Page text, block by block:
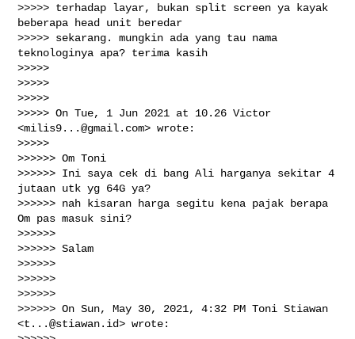
>>>>> terhadap layar, bukan split screen ya kayak
beberapa head unit beredar
>>>>> sekarang. mungkin ada yang tau nama
teknologinya apa? terima kasih
>>>>>
>>>>>
>>>>>
>>>>> On Tue, 1 Jun 2021 at 10.26 Victor
<milis9...@gmail.com> wrote:
>>>>>
>>>>>> Om Toni
>>>>>> Ini saya cek di bang Ali harganya sekitar 4
jutaan utk yg 64G ya?
>>>>>> nah kisaran harga segitu kena pajak berapa
Om pas masuk sini?
>>>>>>
>>>>>> Salam
>>>>>>
>>>>>>
>>>>>>
>>>>>> On Sun, May 30, 2021, 4:32 PM Toni Stiawan
<t...@stiawan.id> wrote: